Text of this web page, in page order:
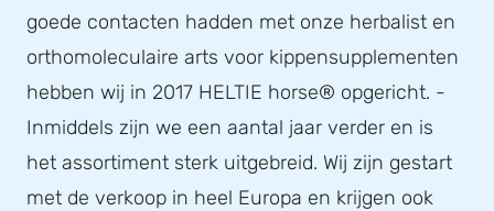
goede contacten hadden met onze herbalist en
orthomoleculaire arts voor kippensupplementen
hebben wij in 2017 HELTIE horse® opgericht. -
Inmiddels zijn we een aantal jaar verder en is
het assortiment sterk uitgebreid. Wij zijn gestart
met de verkoop in heel Europa en krijgen ook